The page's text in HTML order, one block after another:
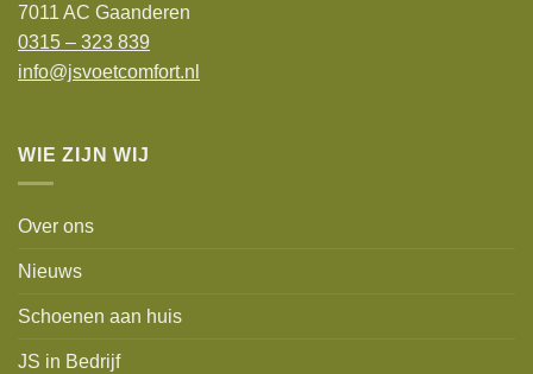
7011 AC Gaanderen
0315 – 323 839
info@jsvoetcomfort.nl
WIE ZIJN WIJ
Over ons
Nieuws
Schoenen aan huis
JS in Bedrijf